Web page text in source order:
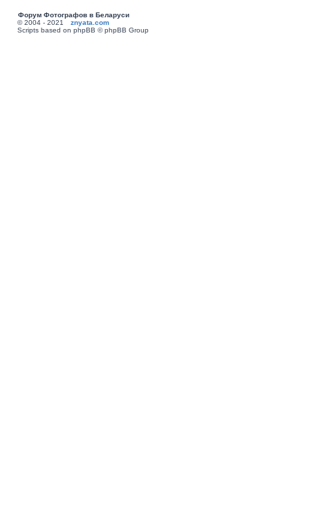
Форум Фотографов в Беларуси
© 2004 - 2021 znyata.com
Scripts based on phpBB © phpBB Group